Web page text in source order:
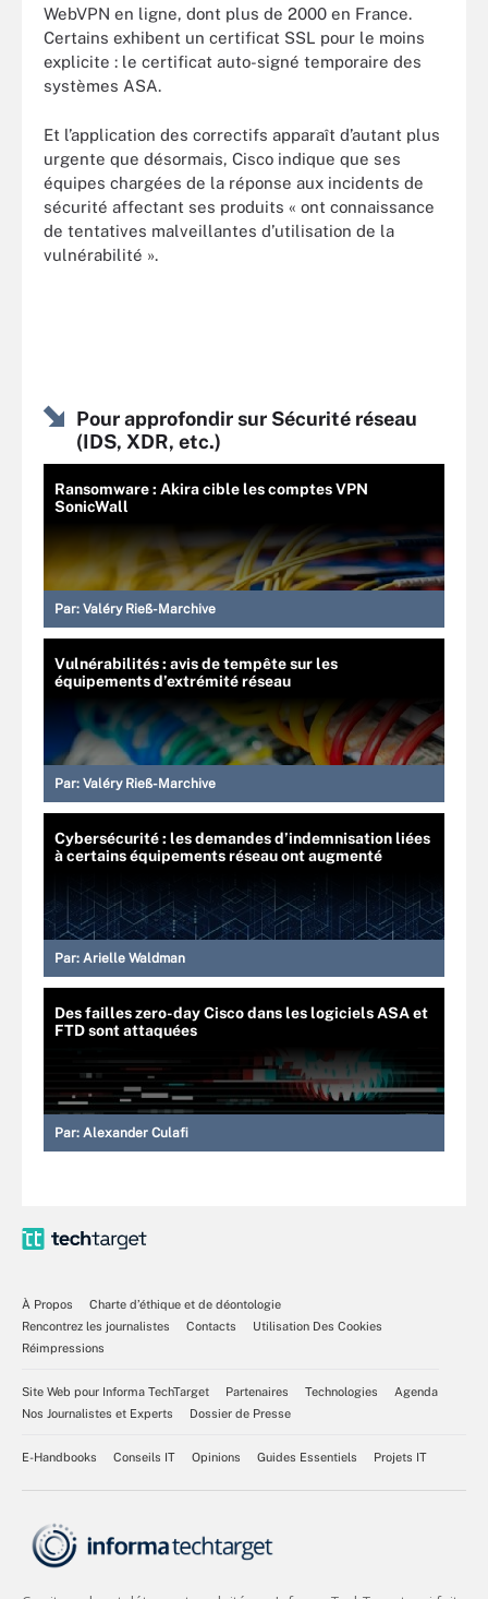
WebVPN en ligne, dont plus de 2000 en France.
Certains exhibent un certificat SSL pour le moins
explicite : le certificat auto-signé temporaire des
systèmes ASA.
Et l’application des correctifs apparaît d’autant plus
urgente que désormais, Cisco indique que ses
équipes chargées de la réponse aux incidents de
sécurité affectant ses produits « ont connaissance
de tentatives malveillantes d’utilisation de la
vulnérabilité ».
Pour approfondir sur Sécurité réseau
(IDS, XDR, etc.)
Ransomware : Akira cible les comptes VPN
SonicWall
Par: Valéry Rieß-Marchive
Vulnérabilités : avis de tempête sur les
équipements d’extrémité réseau
Par: Valéry Rieß-Marchive
Cybersécurité : les demandes d’indemnisation liées
à certains équipements réseau ont augmenté
Par: Arielle Waldman
Des failles zero-day Cisco dans les logiciels ASA et
FTD sont attaquées
Par: Alexander Culafi
À Propos
Charte d’éthique et de déontologie
Rencontrez les journalistes
Contacts
Utilisation Des Cookies
Réimpressions
Site Web pour Informa TechTarget Partenaires Technologies
Agenda
Nos Journalistes et Experts
Dossier de Presse
E-Handbooks Conseils IT Opinions Guides Essentiels Projets IT